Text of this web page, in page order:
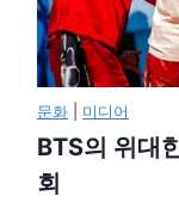
문화 미디어
BTS의 위대
회